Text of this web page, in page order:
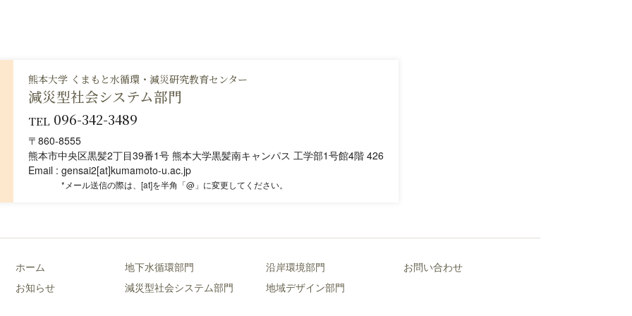
熊本大学 くまもと水循環・減災研究教育センター
減災型社会システム部門
TEL 096-342-3489
〒860-8555
熊本市中央区黒髪2丁目39番1号 熊本大学黒髪南キャンパス 工学部1号館4階 426
Email
gensai2[at]kumamoto-u.ac.jp
メール送信の際は、[at]を半角「@」に変更してください。
ホーム
お知らせ
地下水循環部門
沿岸環境部門
減災型社会システム部門
地域デザイン部門
お問い合わせ